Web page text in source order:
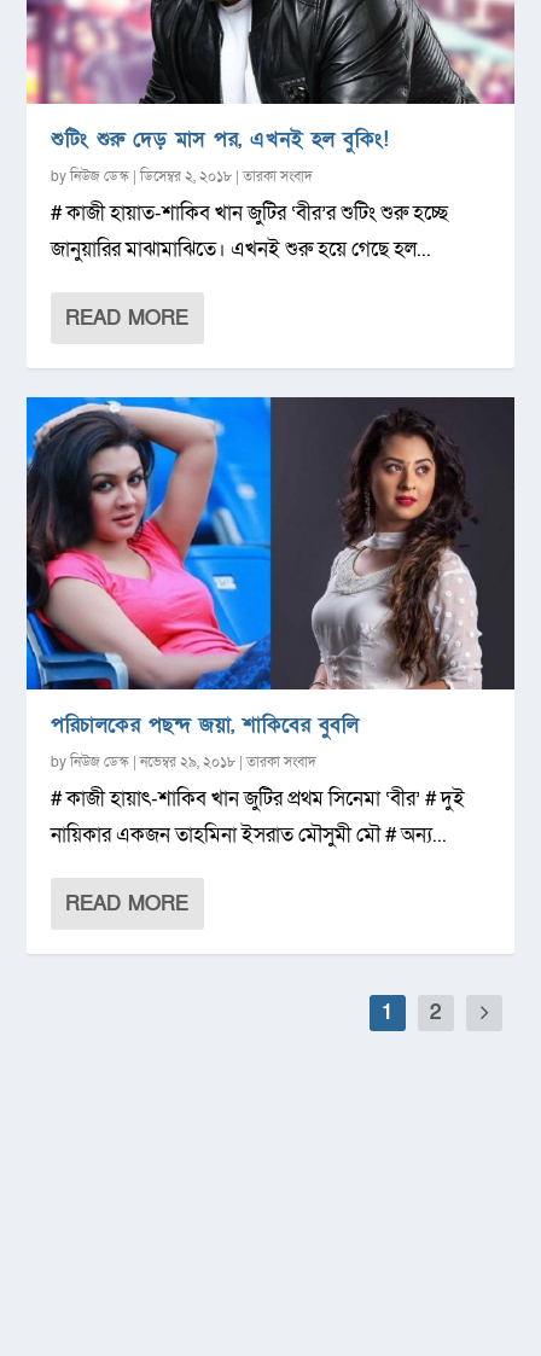
শুটিং শুরু দেড় মাস পর, এখনই হল বুকিং!
byনিউজ ডেস্ক |ডিসেম্বর ২, ২০১৮ |তারকা সংবাদ
# কাজী হায়াত-শাকিব খান জুটির ‘বীর’র শুটিং শুরু হচ্ছে
জানুয়ারির মাঝামাঝিতে। এখনই শুরু হয়ে গেছে হল...
READ MORE
পরিচালকের পছন্দ জয়া, শাকিবের বুবলি
byনিউজ ডেস্ক |নভেম্বর ২৯, ২০১৮ |তারকা সংবাদ
# কাজী হায়াৎ-শাকিব খান জুটির প্রথম সিনেমা ‘বীর’ # দুই
নায়িকার একজন তাহমিনা ইসরাত মৌসুমী মৌ # অন্য...
READ MORE
1 2